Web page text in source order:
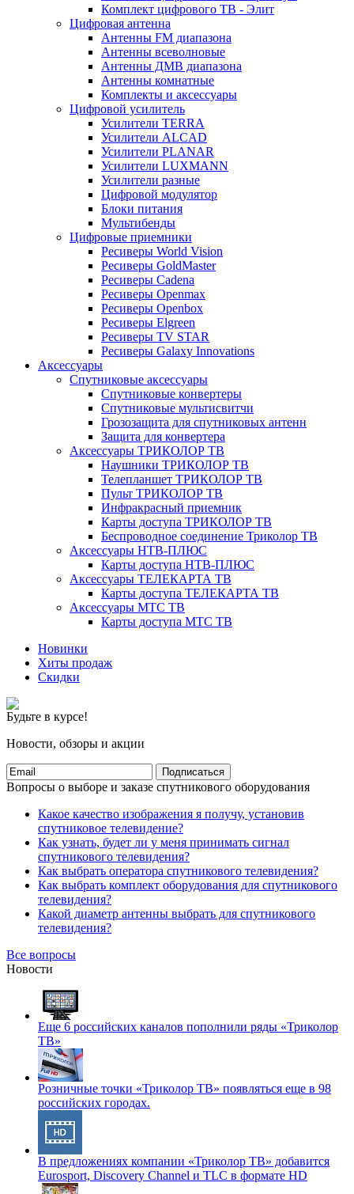
Комплект цифрового ТВ - Элит
Цифровая антенна
Антенны FM диапазона
Антенны всеволновые
Антенны ДМВ диапазона
Антенны комнатные
Комплекты и аксессуары
Цифровой усилитель
Усилители TERRA
Усилители ALCAD
Усилители PLANAR
Усилители LUXMANN
Усилители разные
Цифровой модулятор
Блоки питания
Мультибенды
Цифровые приемники
Ресиверы World Vision
Ресиверы GoldMaster
Ресиверы Cadena
Ресиверы Openmax
Ресиверы Openbox
Ресиверы Elgreen
Ресиверы TV STAR
Ресиверы Galaxy Innovations
Аксессуары
Спутниковые аксессуары
Спутниковые конвертеры
Спутниковые мультисвитчи
Грозозащита для спутниковых антенн
Защита для конвертера
Аксессуары ТРИКОЛОР ТВ
Наушники ТРИКОЛОР ТВ
Телепланшет ТРИКОЛОР ТВ
Пульт ТРИКОЛОР ТВ
Инфракрасный приемник
Карты доступа ТРИКОЛОР ТВ
Беспроводное соединение Триколор ТВ
Аксессуары НТВ-ПЛЮС
Карты доступа НТВ-ПЛЮС
Аксессуары ТЕЛЕКАРТА ТВ
Карты доступа ТЕЛЕКАРТА ТВ
Аксессуары МТС ТВ
Карты доступа МТС ТВ
Новинки
Хиты продаж
Скидки
Будьте в курсе!
Новости, обзоры и акции
Подписаться
Вопросы о выборе и заказе спутникового оборудования
Какое качество изображения я получу, установив
спутниковое телевидение?
Как узнать, будет ли у меня принимать сигнал
спутникового телевидения?
Как выбрать оператора спутникового телевидения?
Как выбрать комплект оборудования для спутникового
телевидения?
Какой диаметр антенны выбрать для спутникового
телевидения?
Все вопросы
Новости
Еще 6 российских каналов пополнили ряды «Триколор
ТВ»
Розничные точки «Триколор ТВ» появляться еще в 98
российских городах.
В предложениях компании «Триколор ТВ» добавится
Eurosport, Discovery Channel и TLC в формате HD